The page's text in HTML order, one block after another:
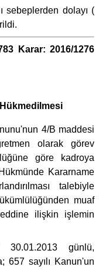
sebeplerden dolayı (
Karar: 2016/1276
4/B maddesi
olarak görev
göre kadroya
Kararname
talebiyle
muaf
ilişkin işlemin
30.01.2013 günlü,
657 sayılı Kanun'un